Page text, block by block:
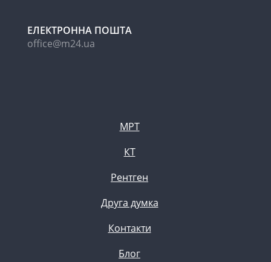
ЕЛЕКТРОННА ПОШТА
office@m24.ua
МРТ
КТ
Рентген
Друга думка
Контакти
Блог